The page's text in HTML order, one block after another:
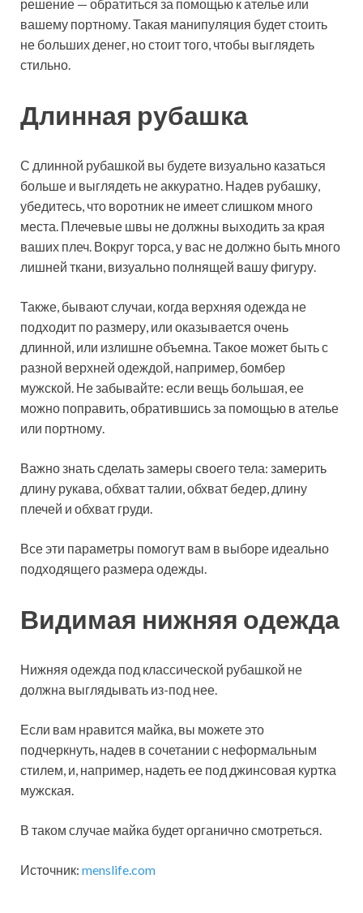
решение — обратиться за помощью к ателье или
вашему портному. Такая манипуляция будет стоить
не больших денег, но стоит того, чтобы выглядеть
стильно.
Длинная рубашка
С длинной рубашкой вы будете визуально казаться
больше и выглядеть не аккуратно. Надев рубашку,
убедитесь, что воротник не имеет слишком много
места. Плечевые швы не должны выходить за края
ваших плеч. Вокруг торса, у вас не должно быть много
лишней ткани, визуально полнящей вашу фигуру.
Также, бывают случаи, когда верхняя одежда не
подходит по размеру, или оказывается очень
длинной, или излишне объемна. Такое может быть с
разной верхней одеждой, например, бомбер
мужской. Не забывайте: если вещь большая, ее
можно поправить, обратившись за помощью в ателье
или портному.
Важно знать сделать замеры своего тела: замерить
длину рукава, обхват талии, обхват бедер, длину
плечей и обхват груди.
Все эти параметры помогут вам в выборе идеально
подходящего размера одежды.
Видимая нижняя одежда
Нижняя одежда под классической рубашкой не
должна выглядывать из-под нее.
Если вам нравится майка, вы можете это
подчеркнуть, надев в сочетании с неформальным
стилем, и, например, надеть ее под джинсовая куртка
мужская.
В таком случае майка будет органично смотреться.
Источник: menslife.com